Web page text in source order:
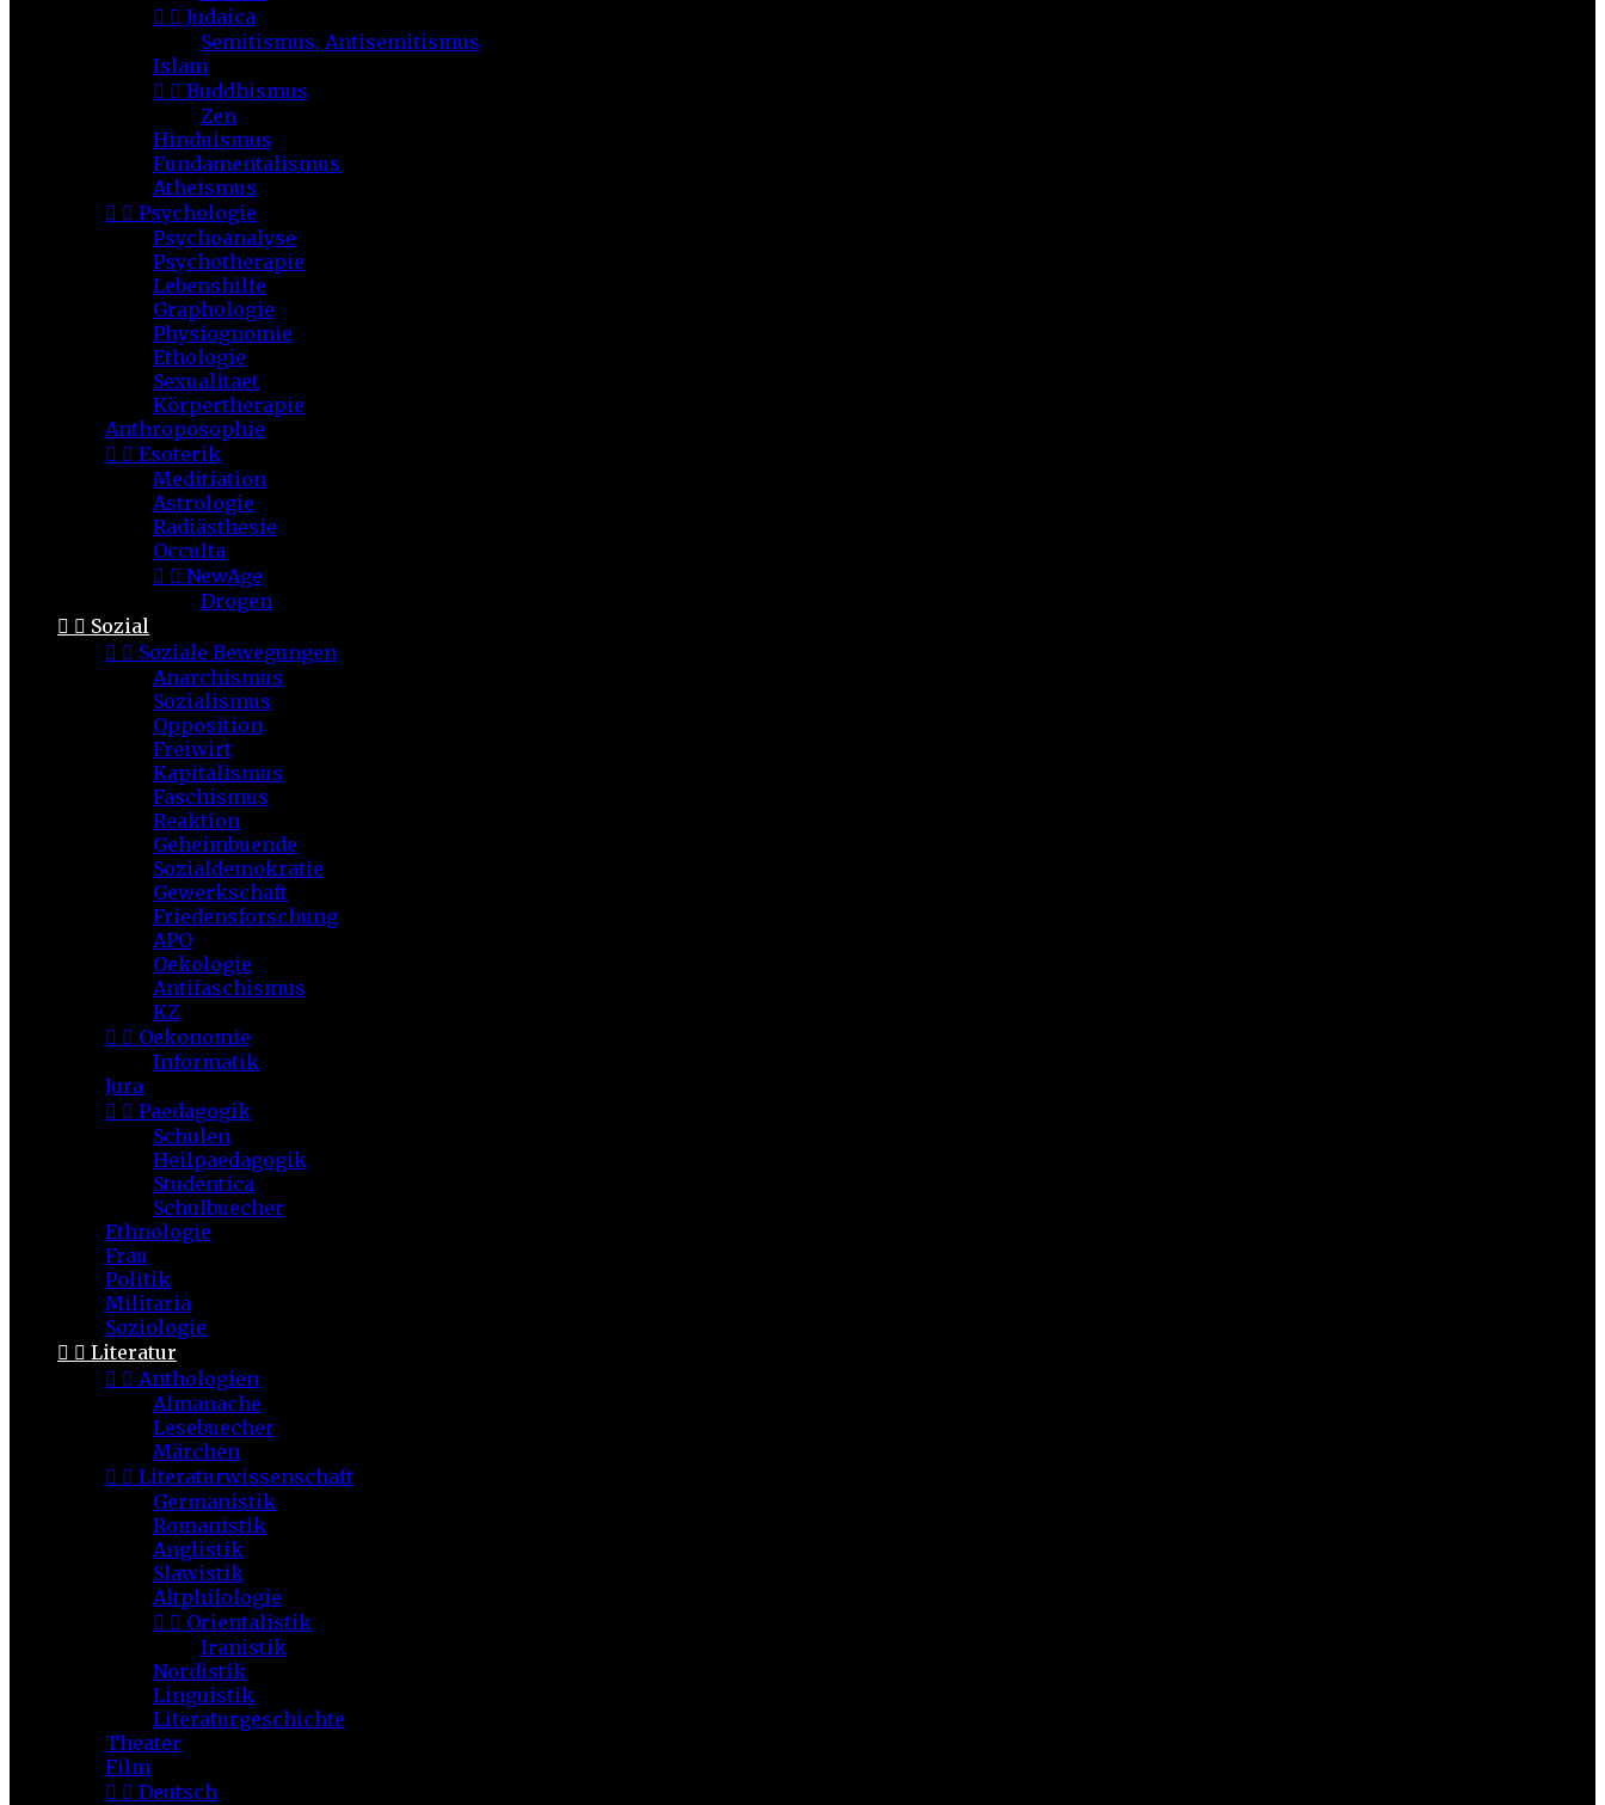
  Judaica
Semitismus, Antisemitismus
Islam
  Buddhismus
Zen
Hinduismus
Fundamentalismus
Atheismus
  Psychologie
Psychoanalyse
Psychotherapie
Lebenshilfe
Graphologie
Physiognomie
Ethologie
Sexualitaet
Körpertherapie
Anthroposophie
  Esoterik
Meditiation
Astrologie
Radiästhesie
Occulta
  NewAge
Drogen
  Sozial
  Soziale Bewegungen
Anarchismus
Sozialismus
Opposition
Freiwirt
Kapitalismus
Faschismus
Reaktion
Geheimbuende
Sozialdemokratie
Gewerkschaft
Friedensforschung
APO
Oekologie
Antifaschismus
KZ
  Oekonomie
Informatik
Jura
  Paedagogik
Schulen
Heilpaedagogik
Studentica
Schulbuecher
Ethnologie
Frau
Politik
Militaria
Soziologie
  Literatur
  Anthologien
Almanache
Lesebuecher
Märchen
  Literaturwissenschaft
Germanistik
Romanistik
Anglistik
Slawistik
Altphilologie
  Orientalistik
Iranistik
Nordistik
Linguistik
Literaturgeschichte
Theater
Film
  Deutsch